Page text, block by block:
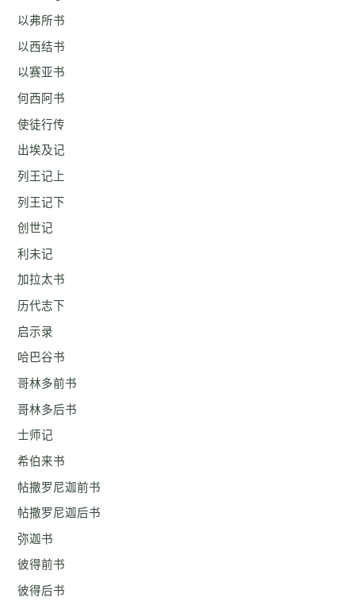
以弗所书
以西结书
以赛亚书
何西阿书
使徒行传
出埃及记
列王记上
列王记下
创世记
利未记
加拉太书
历代志下
启示录
哈巴谷书
哥林多前书
哥林多后书
士师记
希伯来书
帖撒罗尼迦前书
帖撒罗尼迦后书
弥迦书
彼得前书
彼得后书